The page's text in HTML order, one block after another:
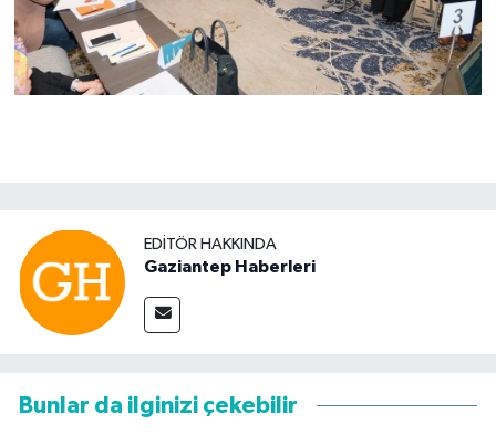
EDITÖR HAKKINDA
Gaziantep Haberleri
Bunlar da ilginizi çekebilir